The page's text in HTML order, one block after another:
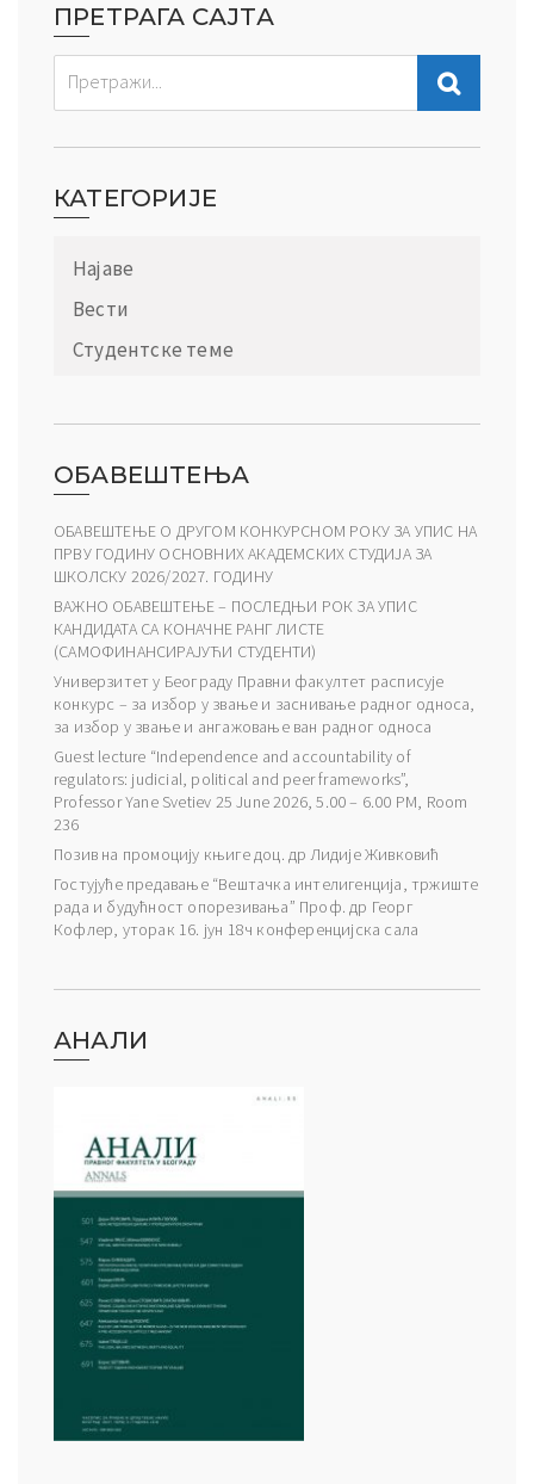
ПРЕТРАГА САЈТА
КАТЕГОРИЈЕ
Најаве
Вести
Студентске теме
ОБАВЕШТЕЊА
ОБАВЕШТЕЊЕ О ДРУГОМ КОНКУРСНОМ РОКУ ЗА УПИС НА
ПРВУ ГОДИНУ ОСНОВНИХ АКАДЕМСКИХ СТУДИЈА ЗА
ШКОЛСКУ 2026/2027. ГОДИНУ
ВАЖНО ОБАВЕШТЕЊЕ – ПОСЛЕДЊИ РОК ЗА УПИС
КАНДИДАТА СА КОНАЧНЕ РАНГ ЛИСТЕ
(САМОФИНАНСИРАЈУЋИ СТУДЕНТИ)
Универзитет у Београду Правни факултет расписује
конкурс – за избор у звање и заснивање радног односа,
за избор у звање и ангажовање ван радног односа
Guest lecture “Independence and accountability of
regulators: judicial, political and peer frameworks”,
Professor Yane Svetiev 25 June 2026, 5.00 – 6.00 PM, Room
236
Позив на промоцију књиге доц. др Лидије Живковић
Гостујуће предавање “Вештачка интелигенција, тржиште
рада и будућност опорезивања” Проф. др Георг
Кофлер, уторак 16. јун 18ч конференцијска сала
АНАЛИ